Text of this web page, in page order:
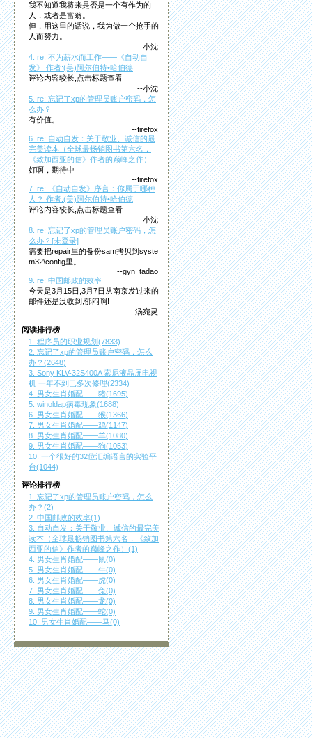
我不知道我将来是否是一个有作为的
人，或者是富翁。
但，用这里的话说，我为做一个抢手的
人而努力。
--小沈
4. re: 不为薪水而工作——《自动自
发》 作者:(美)阿尔伯特•哈伯德
评论内容较长,点击标题查看
--小沈
5. re: 忘记了xp的管理员账户密码，怎
么办？
有价值。
--firefox
6. re: 自动自发：关于敬业、诚信的最
完美读本（全球最畅销图书第六名，
《致加西亚的信》作者的巅峰之作）
好啊，期待中
--firefox
7. re: 《自动自发》序言：你属于哪种
人？ 作者:(美)阿尔伯特•哈伯德
评论内容较长,点击标题查看
--小沈
8. re: 忘记了xp的管理员账户密码，怎
么办？[未登录]
需要把repair里的备份sam拷贝到syste
m32\config里。
--gyn_tadao
9. re: 中国邮政的效率
今天是3月15日,3月7日从南京发过来的
邮件还是没收到,郁闷啊!
--汤宛灵
阅读排行榜
1. 程序员的职业规划(7833)
2. 忘记了xp的管理员账户密码，怎么
办？(2648)
3. Sony KLV-32S400A 索尼液晶屏电视
机 一年不到已多次修理(2334)
4. 男女生肖婚配——猪(1695)
5. winoldap病毒现象(1688)
6. 男女生肖婚配——猴(1366)
7. 男女生肖婚配——鸡(1147)
8. 男女生肖婚配——羊(1080)
9. 男女生肖婚配——狗(1053)
10. 一个很好的32位汇编语言的实验平
台(1044)
评论排行榜
1. 忘记了xp的管理员账户密码，怎么
办？(2)
2. 中国邮政的效率(1)
3. 自动自发：关于敬业、诚信的最完美
读本（全球最畅销图书第六名，《致加
西亚的信》作者的巅峰之作）(1)
4. 男女生肖婚配——鼠(0)
5. 男女生肖婚配——牛(0)
6. 男女生肖婚配——虎(0)
7. 男女生肖婚配——兔(0)
8. 男女生肖婚配——龙(0)
9. 男女生肖婚配——蛇(0)
10. 男女生肖婚配——马(0)